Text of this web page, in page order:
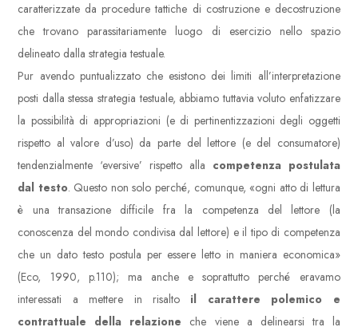
caratterizzate da procedure tattiche di costruzione e decostruzione
che trovano parassitariamente luogo di esercizio nello spazio
delineato dalla strategia testuale.
Pur avendo puntualizzato che esistono dei limiti all’interpretazione
posti dalla stessa strategia testuale, abbiamo tuttavia voluto enfatizzare
la possibilità di appropriazioni (e di pertinentizzazioni degli oggetti
rispetto al valore d’uso) da parte del lettore (e del consumatore)
tendenzialmente ‘eversive’ rispetto alla competenza postulata
dal testo. Questo non solo perché, comunque, «ogni atto di lettura
è una transazione difficile fra la competenza del lettore (la
conoscenza del mondo condivisa dal lettore) e il tipo di competenza
che un dato testo postula per essere letto in maniera economica»
(Eco, 1990, p.110); ma anche e soprattutto perché eravamo
interessati a mettere in risalto il carattere polemico e
contrattuale della relazione che viene a delinearsi tra la